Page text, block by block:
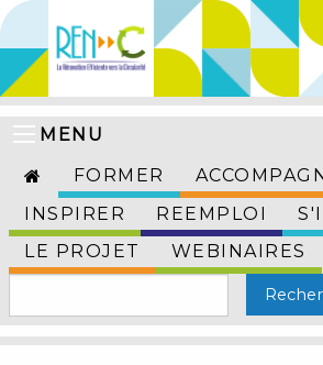
MENU
FORMER
INSPIRER
REEMPLOI
LE PROJET
WEBINAIRES